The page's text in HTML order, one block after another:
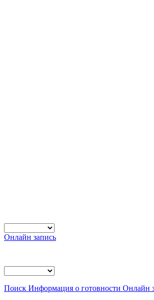
Онлайн запись
Поиск Информация о готовности Онлайн